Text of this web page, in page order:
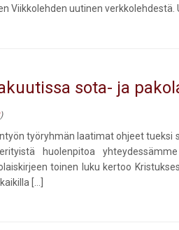
Viikkolehden uutinen
sota- ja
)
työryhmän laatimat ohjeet
huolenpitoa
toinen luku kertoo
[…]